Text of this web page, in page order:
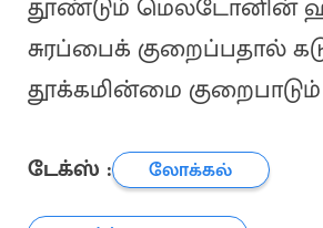
தூண்டும் மெலடோனின்
சுரப்பைக் குறைப்பதால்
தூக்கமின்மை குறைபாடும்
டேக்ஸ் :
லோக்கல்